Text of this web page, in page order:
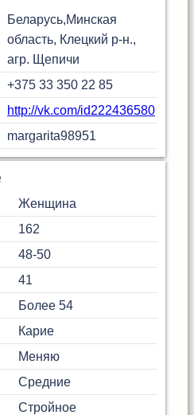
Беларусь,Минская
область, Клецкий р-н.,
агр. Щепичи
+375 33 350 22 85
http://vk.com/id222436580
margarita98951
Женщина
162
48-50
41
Более 54
Карие
Меняю
Средние
Стройное